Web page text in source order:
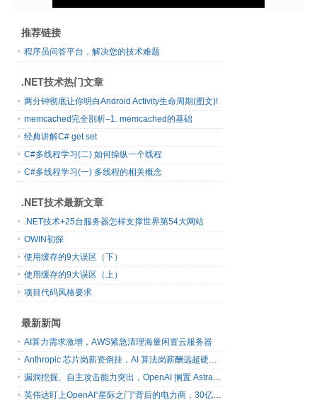
推荐链接
程序员问答平台，解决您的技术难题
.NET技术热门文章
两分钟彻底让你明白Android Activity生命周期(图文)!
memcached完全剖析–1. memcached的基础
经典讲解C# get set
C#多线程学习(二) 如何操纵一个线程
C#多线程学习(一) 多线程的相关概念
.NET技术最新文章
.NET技术+25台服务器怎样支撑世界第54大网站
OWIN初探
使用缓存的9大误区（下）
使用缓存的9大误区（上）
项目代码风格要求
最新新闻
AI算力需求激增，AWS紧急清理海量闲置云服务器
Anthropic 芯片岗薪资倒挂，AI 算法岗薪酬远超硬件工程师
漏洞挖掘、自主攻击能力突出，OpenAI 搁置 Astra 模型发布
英伟达盯上OpenAI“星际之门”背后的电力商，30亿美元直接入股